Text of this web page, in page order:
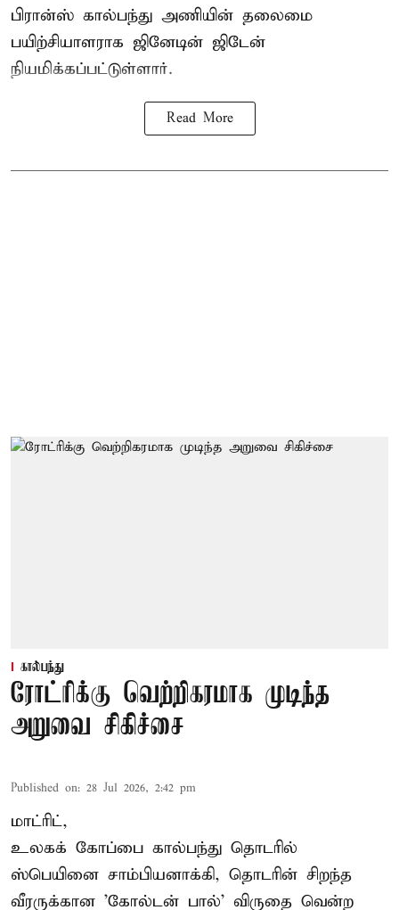
பிரான்ஸ் கால்பந்து அணியின் தலைமை
பயிற்சியாளராக ஜினேடின் ஜிடேன்
நியமிக்கப்பட்டுள்ளார்.
Read More
கால்பந்து
ரோட்ரிக்கு வெற்றிகரமாக முடிந்த
அறுவை சிகிச்சை
Published on: 28 Jul 2026, 2:42 pm
மாட்ரிட்,
உலகக் கோப்பை கால்பந்து தொடரில்
ஸ்பெயினை சாம்பியனாக்கி, தொடரின் சிறந்த
வீரருக்கான 'கோல்டன் பால்' விருதை வென்ற